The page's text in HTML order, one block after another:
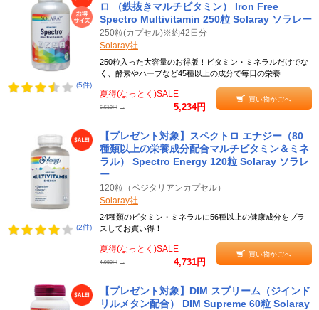
(5件)
ロ （鉄抜きマルチビタミン） Iron Free
Spectro Multivitamin 250粒 Solaray ソラレー
250粒(カプセル)※約42日分
Solaray社
250粒入った大容量のお得版！ビタミン・ミネラルだけでな
く、酵素やハーブなど45種以上の成分で毎日の栄養
夏得(なっとく)SALE
5,510円 → 5,234円
買い物かごへ
(2件)
【プレゼント対象】スペクトロ エナジー（80
種類以上の栄養成分配合マルチビタミン＆ミネ
ラル） Spectro Energy 120粒 Solaray ソラレ
ー
120粒（ベジタリアンカプセル）
Solaray社
24種類のビタミン・ミネラルに56種以上の健康成分をプラ
スしてお買い得！
夏得(なっとく)SALE
4,980円 → 4,731円
買い物かごへ
【プレゼント対象】DIM スプリーム（ジインド
リルメタン配合） DIM Supreme 60粒 Solaray